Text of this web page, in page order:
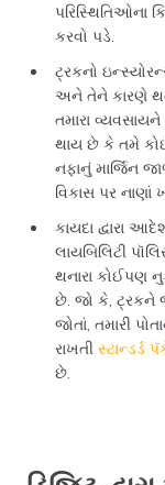
પરિસ્થિતિઓના
કરવો પડે.
ટ્રકનો
અને તેને કારણે
તમારા
થાય છે કે તમે
નફાનું માર્જિન
વિકાસ પર નાણાં
કાયદા દ્વારા
લાયબિલિટી
થનારા કોઈપણ
છે. જો કે, ટ્રકને
જોતાં, તમારી
રાખતી સ્ટાન્ડર્ડ
છે.